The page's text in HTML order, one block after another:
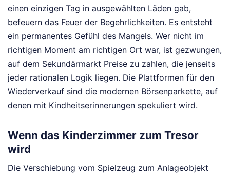
einen einzigen Tag in ausgewählten Läden gab,
befeuern das Feuer der Begehrlichkeiten. Es entsteht
ein permanentes Gefühl des Mangels. Wer nicht im
richtigen Moment am richtigen Ort war, ist gezwungen,
auf dem Sekundärmarkt Preise zu zahlen, die jenseits
jeder rationalen Logik liegen. Die Plattformen für den
Wiederverkauf sind die modernen Börsenparkette, auf
denen mit Kindheitserinnerungen spekuliert wird.
Wenn das Kinderzimmer zum Tresor
wird
Die Verschiebung vom Spielzeug zum Anlageobjekt